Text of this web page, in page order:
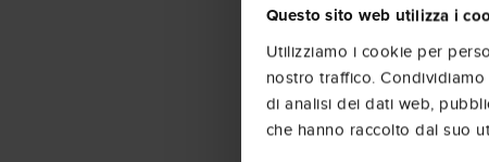
Questo sito web utilizza i
Utilizziamo i cookie per
nostro traffico.
di analisi dei dati web,
che hanno raccolto dal suo